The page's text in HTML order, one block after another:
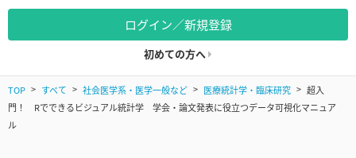
ログイン／新規登録
初めての方へ
TOP すべて 社会医学系・医学一般など 医療統計学・臨床研究
超入
門！ Rでできるビジュアル統計学 学会・論文発表に役立つデータ可視化マニュア
ル